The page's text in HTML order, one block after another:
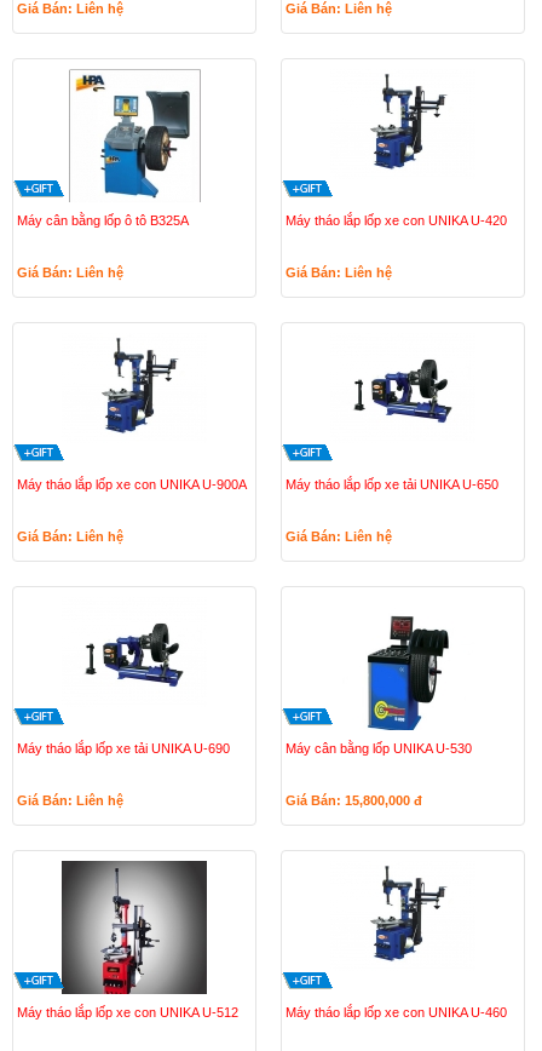
Giá Bán: Liên hệ Giá Bán: Liên hệ
Máy cân bằng lốp ô tô B325A
Giá Bán: Liên hệ
Máy tháo lắp lốp xe con UNIKA U-420
Giá Bán: Liên hệ
Máy tháo lắp lốp xe con UNIKA U-900A
Giá Bán: Liên hệ
Máy tháo lắp lốp xe tải UNIKA U-650
Giá Bán: Liên hệ
Máy tháo lắp lốp xe tải UNIKA U-690
Giá Bán: Liên hệ
Máy cân bằng lốp UNIKA U-530
Giá Bán: 15,800,000 đ
Máy tháo lắp lốp xe con UNIKA U-512 Máy tháo lắp lốp xe con UNIKA U-460